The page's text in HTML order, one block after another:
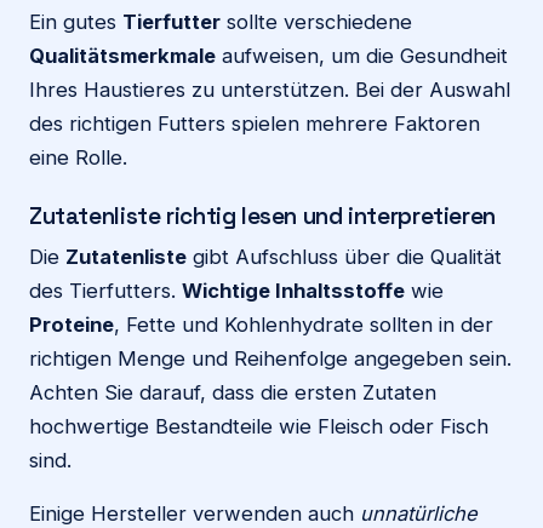
Ein gutes Tierfutter sollte verschiedene
Qualitätsmerkmale aufweisen, um die Gesundheit
Ihres Haustieres zu unterstützen. Bei der Auswahl
des richtigen Futters spielen mehrere Faktoren
eine Rolle.
Zutatenliste richtig lesen und interpretieren
Die Zutatenliste gibt Aufschluss über die Qualität
des Tierfutters. Wichtige Inhaltsstoffe wie
Proteine, Fette und Kohlenhydrate sollten in der
richtigen Menge und Reihenfolge angegeben sein.
Achten Sie darauf, dass die ersten Zutaten
hochwertige Bestandteile wie Fleisch oder Fisch
sind.
Einige Hersteller verwenden auch unnatürliche